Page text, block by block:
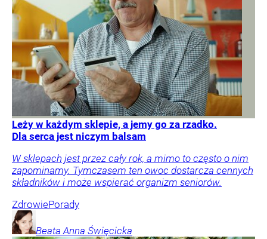
Leży w każdym sklepie, a jemy go za rzadko.
Dla serca jest niczym balsam
W sklepach jest przez cały rok, a mimo to często o nim
zapominamy. Tymczasem ten owoc dostarcza cennych
składników i może wspierać organizm seniorów.
ZdrowiePorady
Beata Anna Święcicka